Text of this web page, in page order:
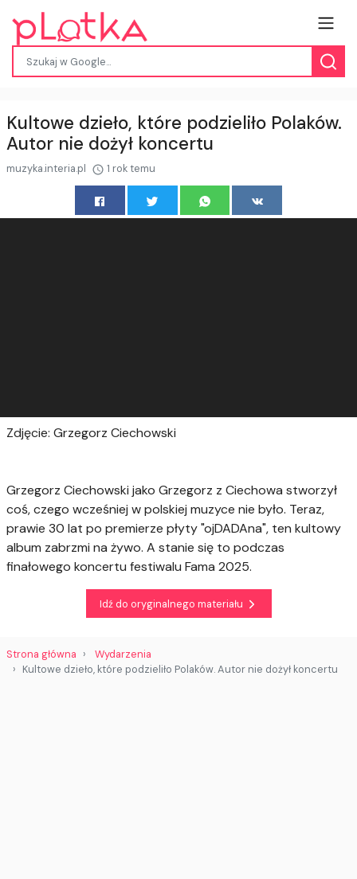
Kultowe dzieło, które podzieliło Polaków.
Autor nie dożył koncertu
muzyka.interia.pl 1 rok temu
Zdjęcie: Grzegorz Ciechowski
Grzegorz Ciechowski jako Grzegorz z Ciechowa stworzył
coś, czego wcześniej w polskiej muzyce nie było. Teraz,
prawie 30 lat po premierze płyty "ojDADAna", ten kultowy
album zabrzmi na żywo. A stanie się to podczas
finałowego koncertu festiwalu Fama 2025.
Idź do oryginalnego materiału
Strona główna
Wydarzenia
Kultowe dzieło, które podzieliło Polaków. Autor nie dożył koncertu